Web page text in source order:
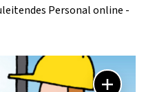
Personal online -